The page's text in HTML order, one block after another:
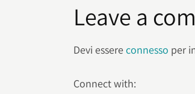
Leave a
Devi essereconnesso per
Connect with: